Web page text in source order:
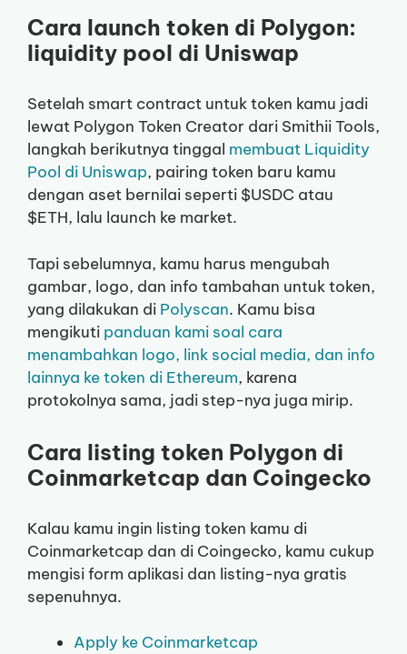
Cara launch token di Polygon:
liquidity pool di Uniswap
Setelah smart contract untuk token kamu jadi
lewat Polygon Token Creator dari Smithii Tools,
langkah berikutnya tinggal membuat Liquidity
Pool di Uniswap, pairing token baru kamu
dengan aset bernilai seperti $USDC atau
$ETH, lalu launch ke market.
Tapi sebelumnya, kamu harus mengubah
gambar, logo, dan info tambahan untuk token,
yang dilakukan di Polyscan. Kamu bisa
mengikuti panduan kami soal cara
menambahkan logo, link social media, dan info
lainnya ke token di Ethereum, karena
protokolnya sama, jadi step-nya juga mirip.
Cara listing token Polygon di
Coinmarketcap dan Coingecko
Kalau kamu ingin listing token kamu di
Coinmarketcap dan di Coingecko, kamu cukup
mengisi form aplikasi dan listing-nya gratis
sepenuhnya.
Apply ke Coinmarketcap